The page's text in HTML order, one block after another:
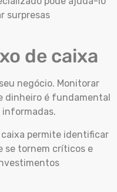
surpresas
de caixa
negócio. Monitorar
dinheiro é fundamental
informadas.
permite identificar
se tornem críticos e